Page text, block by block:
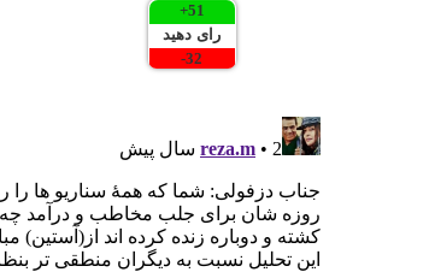
51
+
رای دهید
32
-